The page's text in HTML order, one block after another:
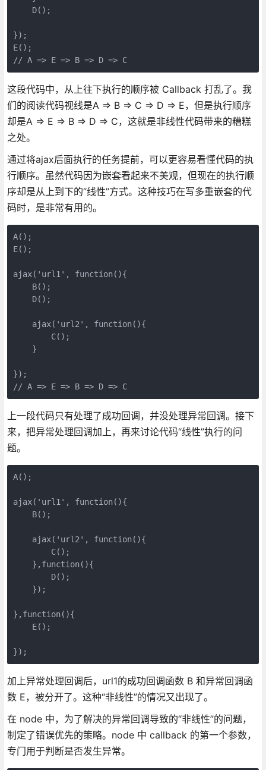
    D();
});
E();
// A => E => B => D => C
这段代码中，从上往下执行的顺序被 Callback 打乱了。我
们的阅读代码视线是A => B => C => D => E，但是执行顺序
却是A => E => B => D => C，这就是非线性代码带来的糟糕
之处。
通过将ajax后面执行的任务提前，可以更容易看懂代码的执
行顺序。虽然代码因为嵌套看起来不美观，但现在的执行顺
序却是从上到下的“线性”方式。这种技巧在写多重嵌套的代
码时，是非常有用的。
A();
E();
ajax('url1', function(){
    B();
    D();
    ajax('url2', function(){
        C();
    }
});
// A => E => B => D => C
上一段代码只有处理了成功回调，并没处理异常回调。接下
来，把异常处理回调加上，再来讨论代码“线性”执行的问
题。
A();
ajax('url1', function(){
    B();
    ajax('url2', function(){
        C();
    },function(){
        D();
    });
},function(){
    E();
});
加上异常处理回调后，url1的成功回调函数 B 和异常回调函
数 E，被分开了。这种“非线性”的情况又出现了。
在 node 中，为了解决的异常回调导致的“非线性”的问题，
制定了错误优先的策略。node 中 callback 的第一个参数，
专门用于判断是否发生异常。